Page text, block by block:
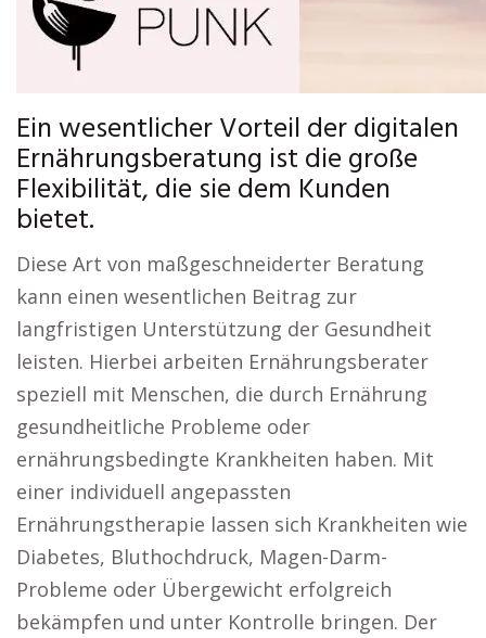
Ein wesentlicher Vorteil der digitalen
Ernährungsberatung ist die große
Flexibilität, die sie dem Kunden
bietet.
Diese Art von maßgeschneiderter Beratung
kann einen wesentlichen Beitrag zur
langfristigen Unterstützung der Gesundheit
leisten. Hierbei arbeiten Ernährungsberater
speziell mit Menschen, die durch Ernährung
gesundheitliche Probleme oder
ernährungsbedingte Krankheiten haben. Mit
einer individuell angepassten
Ernährungstherapie lassen sich Krankheiten wie
Diabetes, Bluthochdruck, Magen-Darm-
Probleme oder Übergewicht erfolgreich
bekämpfen und unter Kontrolle bringen. Der